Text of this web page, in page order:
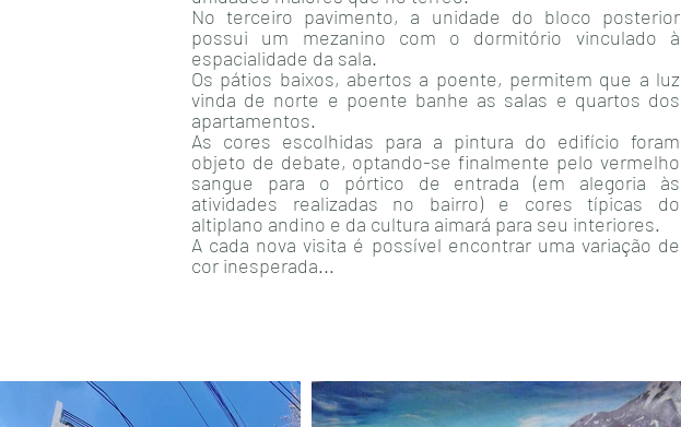
No terceiro pavimento, a unidade do bloco posterior
possui um mezanino com o dormitório vinculado à
espacialidade da sala.
Os pátios baixos, abertos a poente, permitem que a luz
vinda de norte e poente banhe as salas e quartos dos
apartamentos.
As cores escolhidas para a pintura do edifício foram
objeto de debate, optando-se finalmente pelo vermelho
sangue para o pórtico de entrada (em alegoria às
atividades realizadas no bairro) e cores típicas do
altiplano andino e da cultura aimará para seu interiores.
A cada nova visita é possível encontrar uma variação de
cor inesperada...